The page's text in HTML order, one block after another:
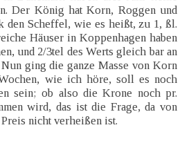
Der König hat Korn, Roggen und
den Scheffel, wie es heißt, zu 1, ßl.
Häuser in Koppenhagen haben
und 2/3tel des Werts gleich bar an
ging die ganze Masse von Korn
wie ich höre, soll es noch
sein; ob also die Krone noch pr.
wird, das ist die Frage, da von
nicht verheißen ist.